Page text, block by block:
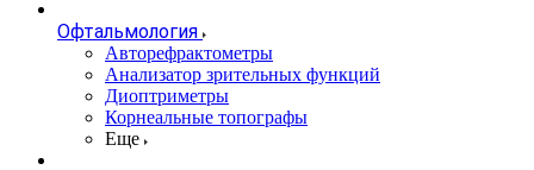
Офтальмология
Авторефрактометры
Анализатор зрительных функций
Диоптриметры
Корнеальные топографы
Еще